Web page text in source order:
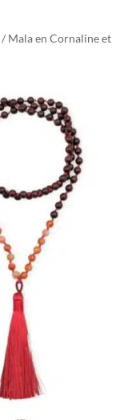
/ Mala en Cornaline et